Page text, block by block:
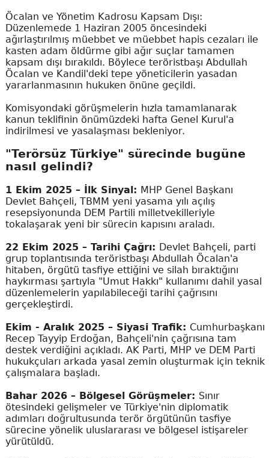
Öcalan ve Yönetim Kadrosu Kapsam Dışı:
Düzenlemede 1 Haziran 2005 öncesindeki
ağırlaştırılmış müebbet ve müebbet hapis cezaları ile
kasten adam öldürme gibi ağır suçlar tamamen
kapsam dışı bırakıldı. Böylece teröristbaşı Abdullah
Öcalan ve Kandil'deki tepe yöneticilerin yasadan
yararlanmasının hukuken önüne geçildi.
Komisyondaki görüşmelerin hızla tamamlanarak
kanun teklifinin önümüzdeki hafta Genel Kurul'a
indirilmesi ve yasalaşması bekleniyor.
"Terörsüz Türkiye" sürecinde bugüne
nasıl gelindi?
1 Ekim 2025 – İlk Sinyal: MHP Genel Başkanı
Devlet Bahçeli, TBMM yeni yasama yılı açılış
resepsiyonunda DEM Partili milletvekilleriyle
tokalaşarak yeni bir sürecin kapısını araladı.
22 Ekim 2025 – Tarihi Çağrı: Devlet Bahçeli, parti
grup toplantısında teröristbaşı Abdullah Öcalan'a
hitaben, örgütü tasfiye ettiğini ve silah bıraktığını
haykırması şartıyla "Umut Hakkı" kullanımı dahil yasal
düzenlemelerin yapılabileceği tarihi çağrısını
gerçekleştirdi.
Ekim - Aralık 2025 – Siyasi Trafik: Cumhurbaşkanı
Recep Tayyip Erdoğan, Bahçeli'nin çağrısına tam
destek verdiğini açıkladı. AK Parti, MHP ve DEM Parti
hukukçuları arkada yasal zemin oluşturmak için teknik
çalışmalara başladı.
Bahar 2026 – Bölgesel Görüşmeler: Sınır
ötesindeki gelişmeler ve Türkiye'nin diplomatik
adımları doğrultusunda terör örgütünün tasfiye
sürecine yönelik uluslararası ve bölgesel istişareler
yürütüldü.